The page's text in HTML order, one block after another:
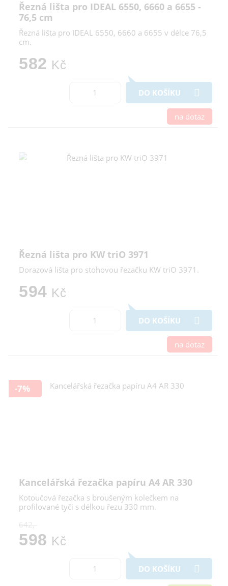
Řezná lišta pro IDEAL 6550, 6660 a 6655 -
76,5 cm
Řezná lišta pro IDEAL 6550, 6660 a 6655 v délce 76,5
cm.
582 Kč
DO KOŠÍKU
na dotaz
Řezná lišta pro KW triO 3971
Dorazová lišta pro stohovou řezačku KW triO 3971.
594 Kč
DO KOŠÍKU
na dotaz
-7%
Kancelářská řezačka papíru A4 AR 330
Kotoučová řezačka s broušeným kolečkem na
profilované tyči s délkou řezu 330 mm.
642,-
598 Kč
DO KOŠÍKU